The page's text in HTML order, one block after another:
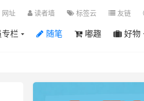
栏 随笔 嘟趣 好物
网址 读者墙 标签云 友链